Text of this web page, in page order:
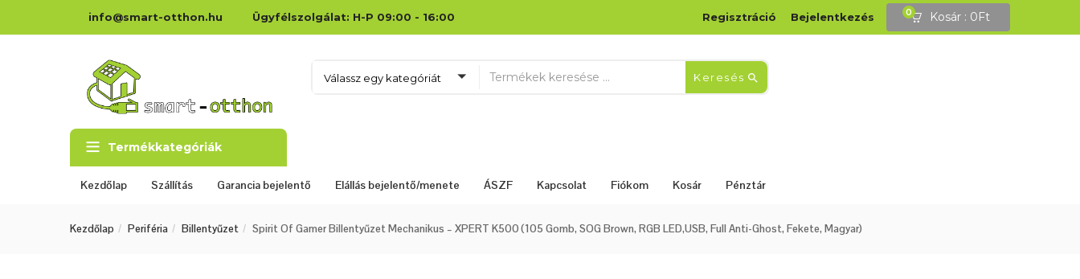
info@smart-otthon.hu Ügyfélszolgálat: H-P 09:00 - 16:00 Kosár : 0Ft
0
Regisztráció Bejelentkezés
Válassz egy kategóriát Keresés
Termékkategóriák
Kezdőlap Szállítás Garancia bejelentő Elállás bejelentő/menete ÁSZF Kapcsolat Fiókom Kosár Pénztár
Kezdőlap Periféria Billentyűzet Spirit Of Gamer Billentyűzet Mechanikus – XPERT K500 (105 Gomb, SOG Brown, RGB LED,USB, Full Anti-Ghost, Fekete, Magyar)